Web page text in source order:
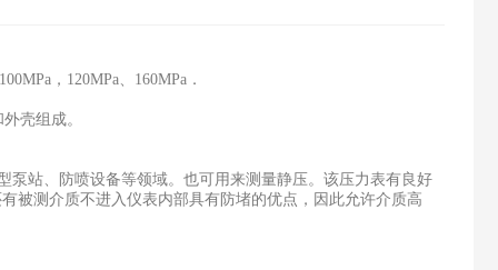
，120MPa、160MPa．
壳组成。
泵站、防喷设备等领域。也可用来测量静压。该压力表有良好
被测介质不进入仪表内部具有防堵的优点，因此允许介质高